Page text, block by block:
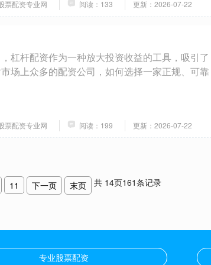
票配资专业网 阅读：133 更新：2026-07-22
杠杆配资作为一种放大投资收益的工具，吸引了
场上众多的配资公司，如何选择一家正规、可靠
票配资专业网 阅读：199 更新：2026-07-22
11 下一页 末页 共 14页161条记录
专业股票配资